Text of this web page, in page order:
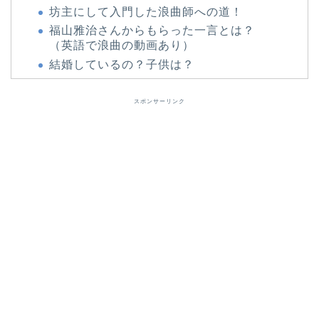
坊主にして入門した浪曲師への道！
福山雅治さんからもらった一言とは？
（英語で浪曲の動画あり）
結婚しているの？子供は？
スポンサーリンク